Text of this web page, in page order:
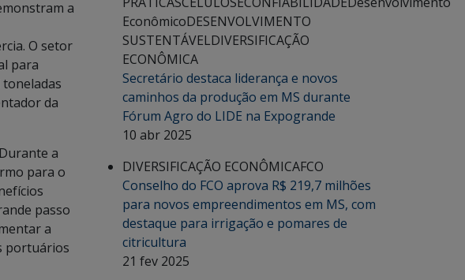
a
O setor
para
da
a
para o
passo
a
portuários
EconômicoDESENVOLVIMENTO
SUSTENTÁVELDIVERSIFICAÇÃO
ECONÔMICA
Secretário destaca liderança e novos
caminhos da produção em MS durante
Fórum Agro do LIDE na Expogrande
10 abr 2025
DIVERSIFICAÇÃO ECONÔMICAFCO
Conselho do FCO aprova R$ 219,7 milhões
para novos empreendimentos em MS, com
destaque para irrigação e pomares de
citricultura
21 fev 2025